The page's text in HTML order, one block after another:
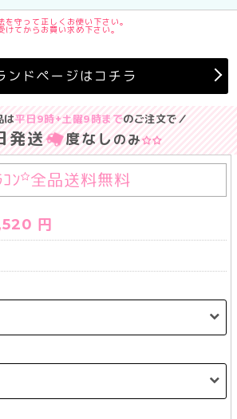
守って正しくお使い下さい。
てからお買い求め下さい。
ンドページはコチラ
は平日9時+土曜9時までのご注文で／
発送 度なし のみ
ﾝ 全品送料無料
円